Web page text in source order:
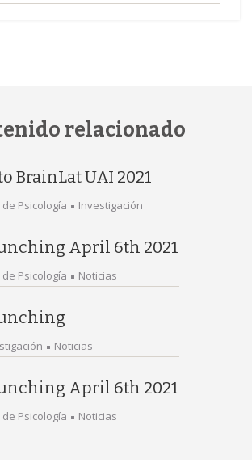
relacionado
BrainLat UAI 2021
de Psicología Investigación
April 6th 2021
de Psicología Noticias
Noticias
April 6th 2021
de Psicología Noticias